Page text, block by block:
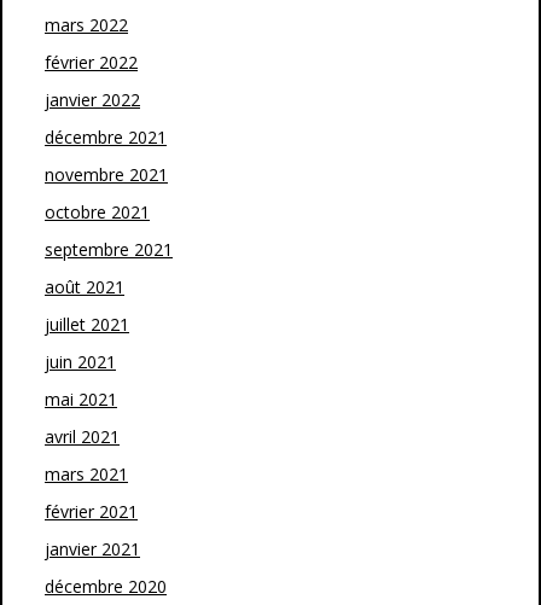
mars 2022
février 2022
janvier 2022
décembre 2021
novembre 2021
octobre 2021
septembre 2021
août 2021
juillet 2021
juin 2021
mai 2021
avril 2021
mars 2021
février 2021
janvier 2021
décembre 2020